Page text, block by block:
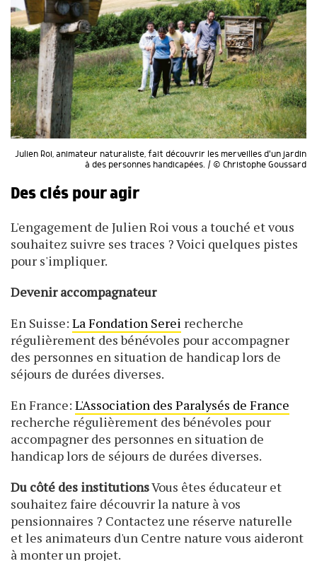
Julien Roi, animateur naturaliste, fait découvrir les merveilles d'un jardin
à des personnes handicapées. / © Christophe Goussard
Des clés pour agir
L'engagement de Julien Roi vous a touché et vous
souhaitez suivre ses traces ? Voici quelques pistes
pour s'impliquer.
Devenir accompagnateur
En Suisse: La Fondation Serei recherche
régulièrement des bénévoles pour accompagner
des personnes en situation de handicap lors de
séjours de durées diverses.
En France: L'Association des Paralysés de France
recherche régulièrement des bénévoles pour
accompagner des personnes en situation de
handicap lors de séjours de durées diverses.
Du côté des institutionsVous êtes éducateur et
souhaitez faire découvrir la nature à vos
pensionnaires ? Contactez une réserve naturelle
et les animateurs d'un Centre nature vous aideront
à monter un projet.